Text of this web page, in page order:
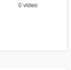
0 video